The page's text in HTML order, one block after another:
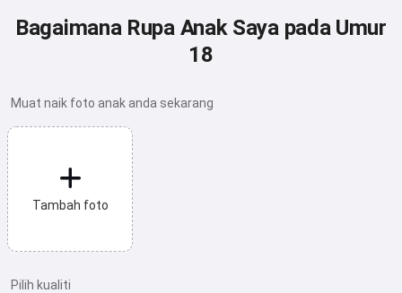
Bagaimana Rupa Anak Saya pada Umur
18
Muat naik foto anak anda sekarang
Tambah foto
Pilih kualiti